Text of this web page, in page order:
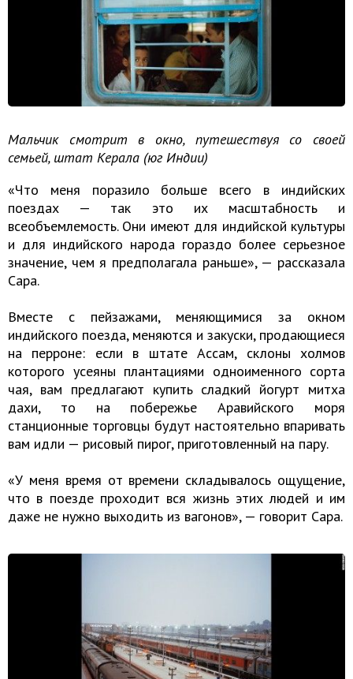
Мальчик смотрит в окно, путешествуя со своей
семьей, штат Керала (юг Индии)
«Что меня поразило больше всего в индийских
поездах — так это их масштабность и
всеобъемлемость. Они имеют для индийской культуры
и для индийского народа гораздо более серьезное
значение, чем я предполагала раньше», — рассказала
Сара.
Вместе с пейзажами, меняющимися за окном
индийского поезда, меняются и закуски, продающиеся
на перроне: если в штате Ассам, склоны холмов
которого усеяны плантациями одноименного сорта
чая, вам предлагают купить сладкий йогурт митха
дахи, то на побережье Аравийского моря
станционные торговцы будут настоятельно впаривать
вам идли — рисовый пирог, приготовленный на пару.
«У меня время от времени складывалось ощущение,
что в поезде проходит вся жизнь этих людей и им
даже не нужно выходить из вагонов», — говорит Сара.